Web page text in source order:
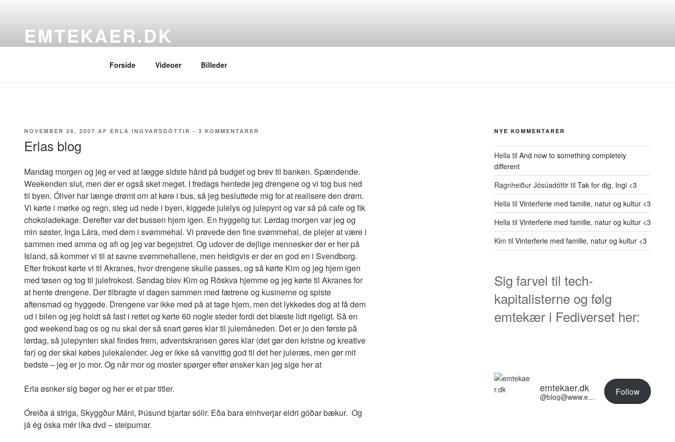
indholdEMTEKAER.DK
Forside Videoer Billeder
UDGIVET
NOVEMBER 26, 2007 AF ERLA INGVARSDÓTTIR - 3 KOMMENTARER
Erlas blog
Mandag morgen og jeg er ved at lægge sidste hånd på budget og brev til banken. Spændende.
Weekenden slut, men der er også sket meget. I fredags hentede jeg drengene og vi tog bus ned
til byen. Óliver har længe drømt om at køre i bus, så jeg besluttede mig for at realisere den drøm.
Vi kørte i mørke og regn, steg ud nede i byen, kiggede julelys og julepynt og var så på cafe og fik
chokoladekage. Derefter var det bussen hjem igen. En hyggelig tur. Lørdag morgen var jeg og
min søster, Inga Lára, med dem i svømmehal. Vi prøvede den fine svømmehal, de plejer at være i
sammen med amma og afi og jeg var begejstret. Og udover de dejlige mennesker der er her på
Island, så kommer vi til at savne svømmehallene, men heldigvis er der en god en i Svendborg.
Efter frokost kørte vi til Akranes, hvor drengene skulle passes, og så kørte Kim og jeg hjem igen
med tøsen og tog til julefrokost. Søndag blev Kim og Röskva hjemme og jeg kørte til Akranes for
at hente drengene. Der tilbragte vi dagen sammen med fætrene og kusinerne og spiste
aftensmad og hyggede. Drengene var ikke med på at tage hjem, men det lykkedes dog at få dem
ud i bilen og jeg holdt så fast i rettet og kørte 60 nogle steder fordi det blæste lidt rigeligt. Så en
god weekend bag os og nu skal der så snart gøres klar til julemåneden. Det er jo den første på
lørdag, så julepynten skal findes frem, adventskransen gøres klar (det gør den kristne og kreative
far) og der skal købes julekalender. Jeg er ikke så vanvittig god til det her juleræs, men gør mit
bedste – jeg er jo mor. Og når mor og moster spørger efter ønsker kan jeg sige her at
Erla øsnker sig bøger og her er et par titler.
Óreiða á striga, Skyggður Máni, Þúsund bjartar sólir. Eða bara einhverjar eldri góðar bækur. Og
já ég óska mér líka dvd – stelpurnar.
NYE KOMMENTARER
Hella til And now to something completely
different
Ragnheiður Jósúadóttir til Tak for dig, Ingi <3
Hella til Vinterferie med familie, natur og kultur <3
Hella til Vinterferie med familie, natur og kultur <3
Kim til Vinterferie med familie, natur og kultur <3
Sig farvel til tech-
kapitalisterne og følg
emtekær i Fediverset her:
emtekaer.dk
@blog@www.emtekaer.dk Follow